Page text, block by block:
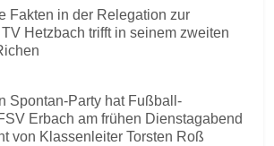
Fakten in der Relegation zur
Hetzbach trifft in seinem zweiten
Spontan-Party hat Fußball-
Erbach am frühen Dienstagabend
von Klassenleiter Torsten Roß